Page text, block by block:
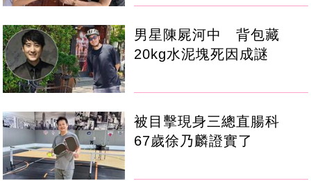
男星陳屍河中 背包藏
20kg水泥塊死因成謎
被目擊現身三總直腸科
67歲徐乃麟證實了